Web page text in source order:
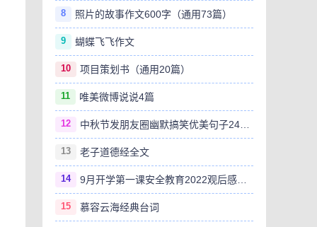
8 照片的故事作文600字（通用73篇）
9 蝴蝶飞飞作文
10 项目策划书（通用20篇）
11 唯美微博说说4篇
12 中秋节发朋友圈幽默搞笑优美句子240句
13 老子道德经全文
14 9月开学第一课安全教育2022观后感范文（精选8篇）
15 慕容云海经典台词